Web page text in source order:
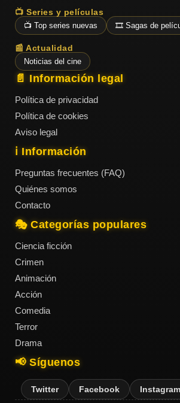
📺 Series y películas
📺 Top series nuevas 🎞️ Sagas de
📰 Actualidad
Noticias del cine
📄 Información legal
Política de privacidad
Política de cookies
Aviso legal
ℹ️ Información
Preguntas frecuentes (FAQ)
Quiénes somos
Contacto
🎭 Categorías populares
Ciencia ficción
Crimen
Animación
Acción
Comedia
Terror
Drama
📢 Síguenos
Twitter Facebook Instagram